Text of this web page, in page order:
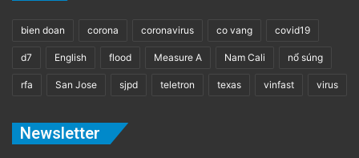
bien doan corona coronavirus co vang covid19
d7 English flood Measure A Nam Cali nổ súng
rfa San Jose sjpd teletron texas vinfast virus
Newsletter